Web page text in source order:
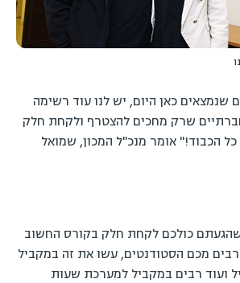
שנמצאים כאן היום, יש לנו עוד רשימה
שרק מחכים להצטרף ולקחת חלק
הכבוד!" אומר מנכ"ל המכון, שמואל
שהגעתם כולכם לקחת חלק בקורס החשוב
מכם הסטודנטים, עשו את זה במקביל
ועוד רבים במקביל למערכת שעות